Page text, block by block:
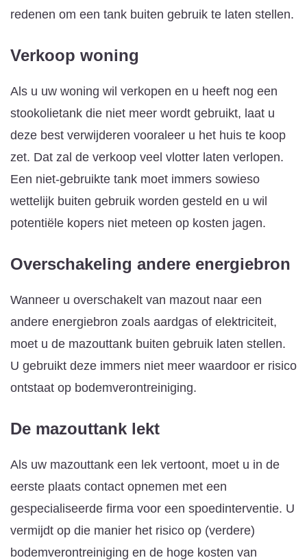
redenen om een tank buiten gebruik te laten stellen.
Verkoop woning
Als u uw woning wil verkopen en u heeft nog een
stookolietank die niet meer wordt gebruikt, laat u
deze best verwijderen vooraleer u het huis te koop
zet. Dat zal de verkoop veel vlotter laten verlopen.
Een niet-gebruikte tank moet immers sowieso
wettelijk buiten gebruik worden gesteld en u wil
potentiële kopers niet meteen op kosten jagen.
Overschakeling andere energiebron
Wanneer u overschakelt van mazout naar een
andere energiebron zoals aardgas of elektriciteit,
moet u de mazouttank buiten gebruik laten stellen.
U gebruikt deze immers niet meer waardoor er risico
ontstaat op bodemverontreiniging.
De mazouttank lekt
Als uw mazouttank een lek vertoont, moet u in de
eerste plaats contact opnemen met een
gespecialiseerde firma voor een spoedinterventie. U
vermijdt op die manier het risico op (verdere)
bodemverontreiniging en de hoge kosten van